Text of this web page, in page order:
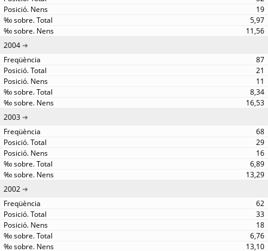
19
5,97
11,56
2004
87
21
11
8,34
16,53
2003
68
29
16
6,89
13,29
2002
62
33
18
6,76
13,10